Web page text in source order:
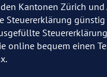
Kantonen Zürich und
Steuererklärung
online bequem einen